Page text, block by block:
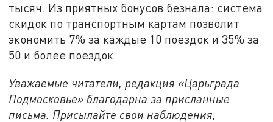
тысяч. Из приятных бонусов безнала: система
скидок по транспортным картам позволит
экономить 7% за каждые 10 поездок и 35% за
50 и более поездок.
Уважаемые читатели, редакция «Царьграда
Подмосковье» благодарна за присланные
письма. Присылайте свои наблюдения,